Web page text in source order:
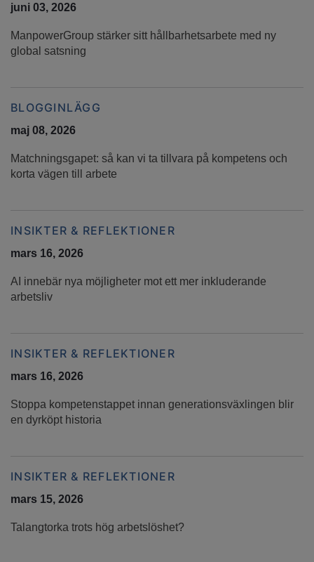
juni 03, 2026
ManpowerGroup stärker sitt hållbarhetsarbete med ny
global satsning
BLOGGINLÄGG
maj 08, 2026
Matchningsgapet: så kan vi ta tillvara på kompetens och
korta vägen till arbete
INSIKTER & REFLEKTIONER
mars 16, 2026
AI innebär nya möjligheter mot ett mer inkluderande
arbetsliv
INSIKTER & REFLEKTIONER
mars 16, 2026
Stoppa kompetenstappet innan generationsväxlingen blir
en dyrköpt historia
INSIKTER & REFLEKTIONER
mars 15, 2026
Talangtorka trots hög arbetslöshet?